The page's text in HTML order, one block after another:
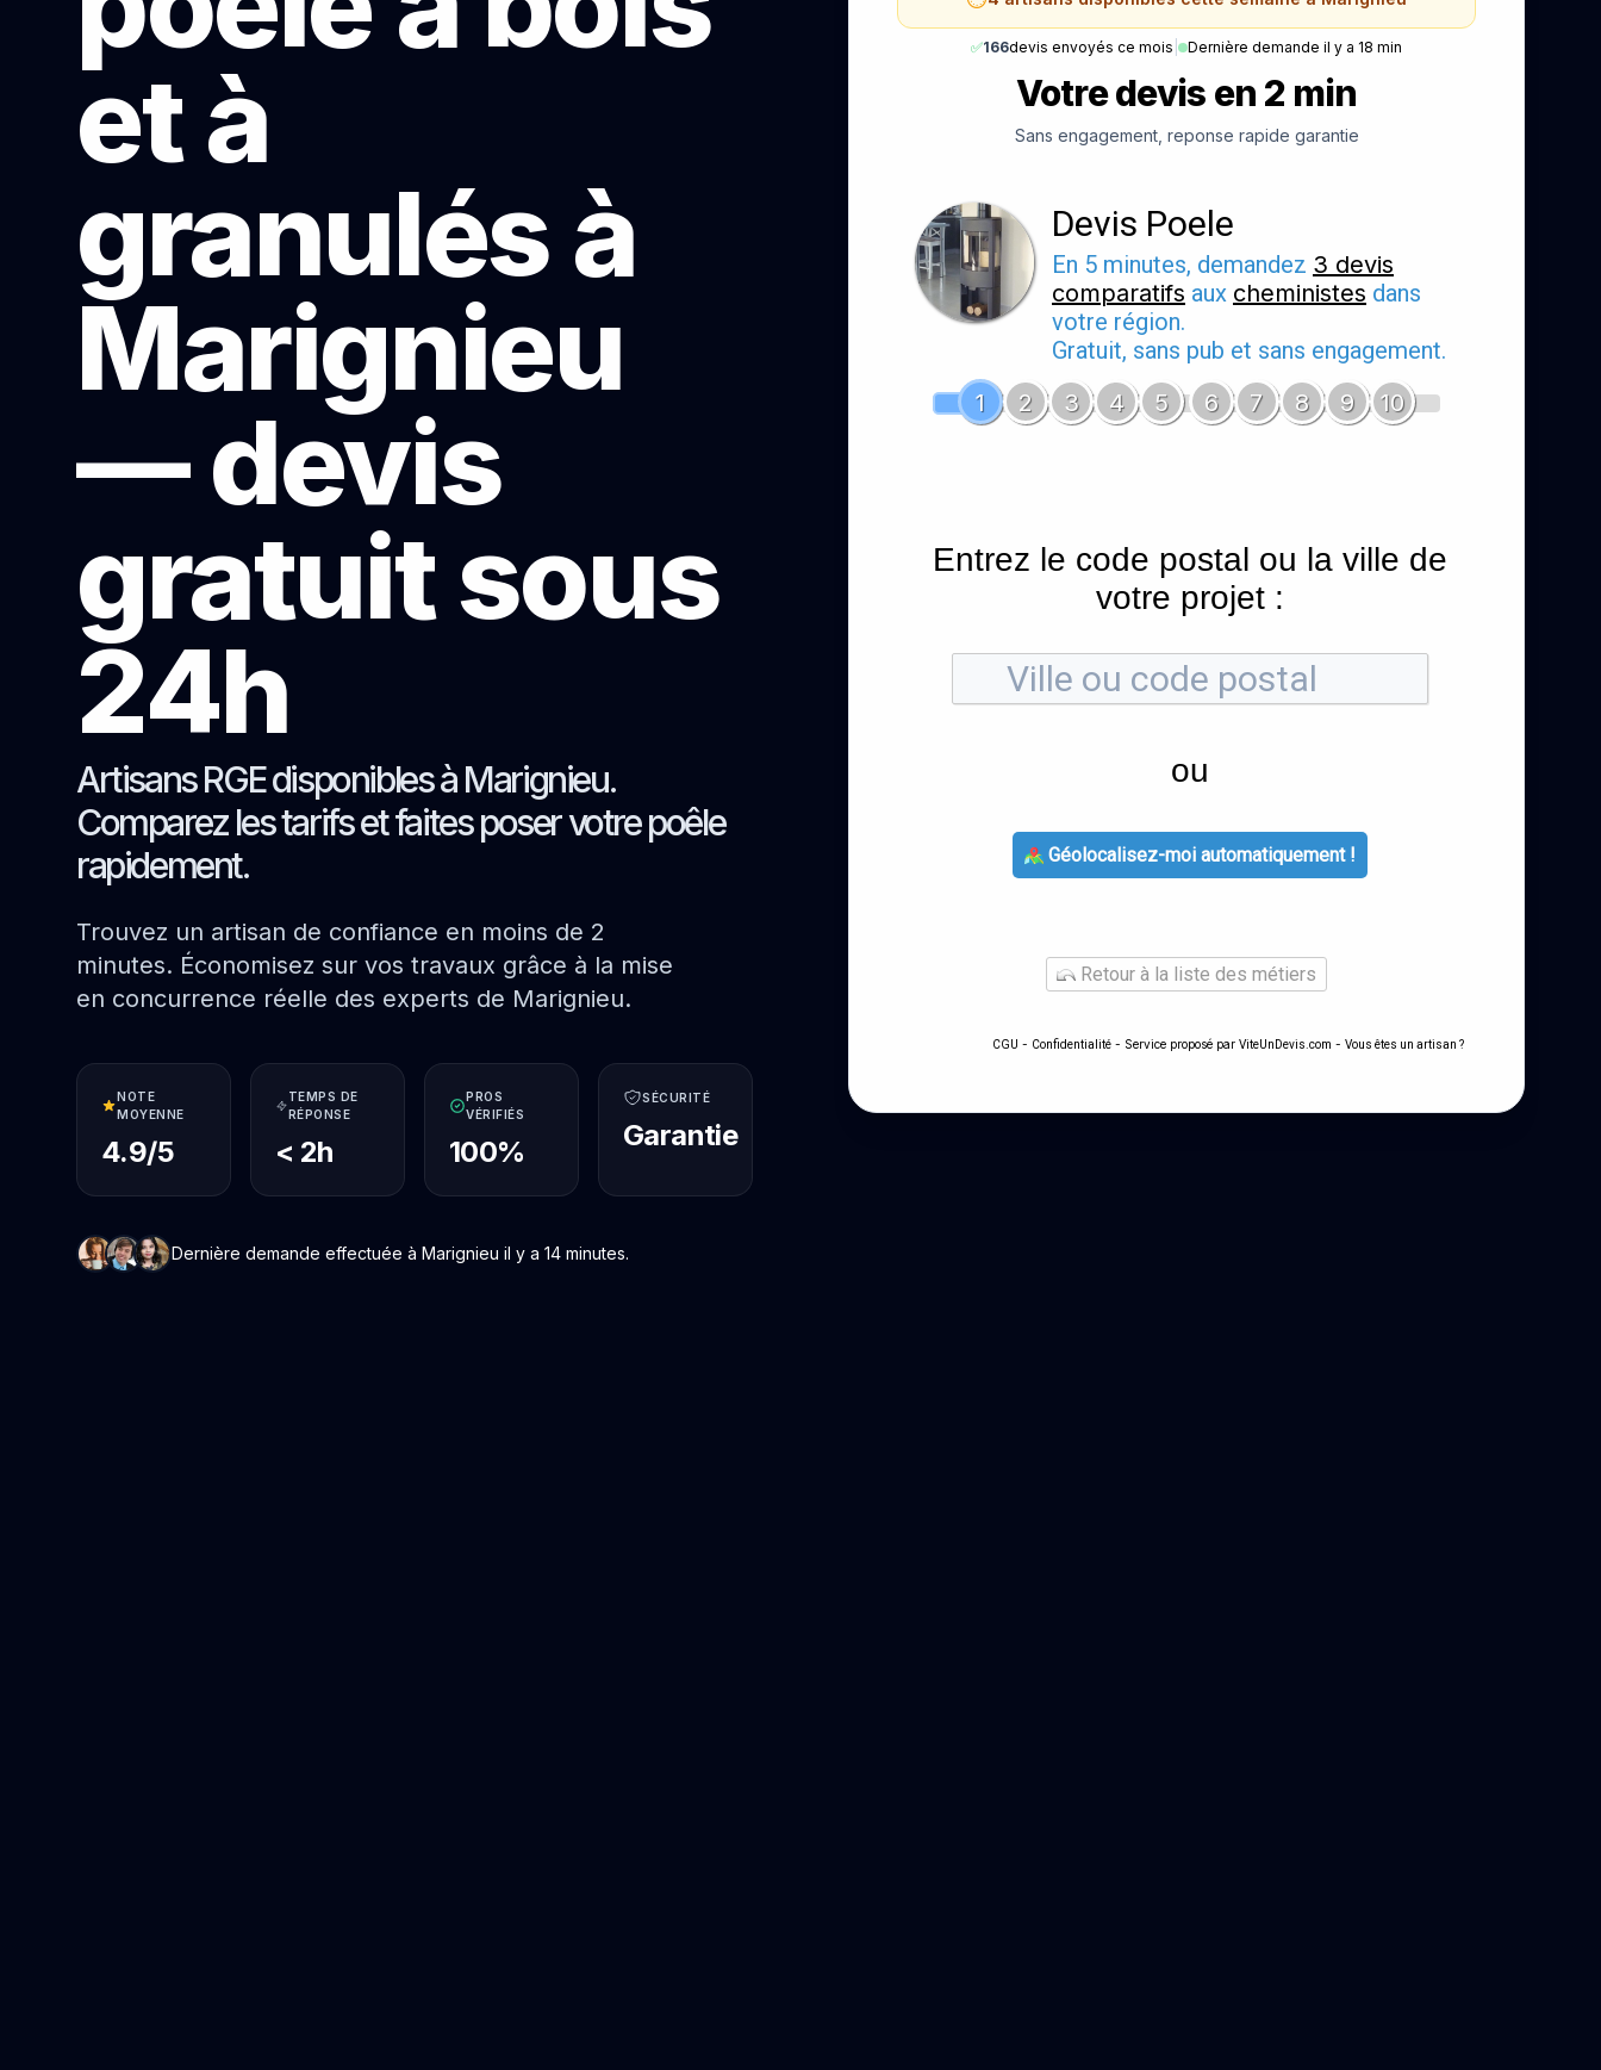
et à
granulés à
Marignieu
— devis
gratuit sous
24h
Artisans RGE disponibles à Marignieu.
Comparez les tarifs et faites poser votre poêle
rapidement.
Trouvez un artisan de confiance en moins de 2
minutes. Économisez sur vos travaux grâce à la mise
en concurrence réelle des experts de Marignieu.
NOTE
MOYENNE
4.9/5
TEMPS DE
RÉPONSE
< 2h
PROS
VÉRIFIÉS
100%
SÉCURITÉ
Garantie
Dernière demande effectuée à Marignieu il y a 14 minutes.
✅166devis envoyés ce mois Dernière demande il y a 18 min
Votre devis en 2 min
Sans engagement, reponse rapide garantie
Devis Poele
En 5 minutes, demandez 3 devis
comparatifs aux cheministes dans
votre région.
Gratuit, sans pub et sans engagement.
1
2 3 4 5 6 7 8 9 10
Entrez le code postal ou la ville de
votre projet :
ou
Géolocalisez-moi automatiquement !
Retour à la liste des métiers
CGU - Confidentialité - Service proposé par ViteUnDevis.com - Vous êtes un artisan ?